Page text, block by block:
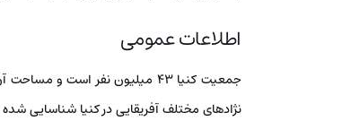
اطلاعات عمومی
نژادهای مختلف آفریقایی در کنیا شناسایی